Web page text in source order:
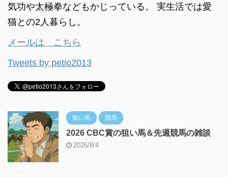
気功や太極拳などもかじっている。 実生活では愛
猫との2人暮らし。
メールは こちら
Tweets by petio2013
狙い馬 競馬
2026 CBC賞の狙い馬＆先週競馬の雑談
2026/8/4